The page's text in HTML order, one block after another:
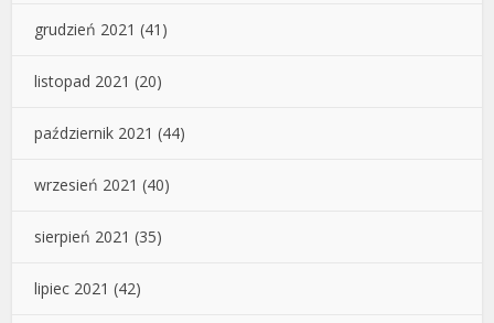
grudzień 2021 (41)
listopad 2021 (20)
październik 2021 (44)
wrzesień 2021 (40)
sierpień 2021 (35)
lipiec 2021 (42)